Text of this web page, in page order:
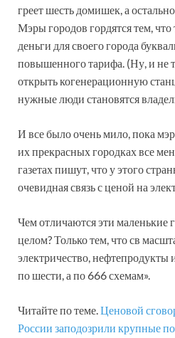
греет шесть домишек, а
Мэры городов гордятся тем,
деньги для своего города
повышенного тарифа. (Ну, и не
открыть когенерационную
нужные люди становятся
И все было очень мило, пока
их прекрасных городках все
газетах пишут, что у этого
очевидная связь с ценой на
Чем отличаются эти маленькие
целом? Только тем, что св
электричество, нефтепродукты
по шести, а по 666 схемам».
Читайте по теме.Ценовой
России заподозрили крупные